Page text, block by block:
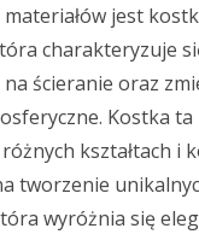
jest
charakteryzuje
ścieranie oraz
Kostka ta
kształtach i
tworzenie
wyróżnia się